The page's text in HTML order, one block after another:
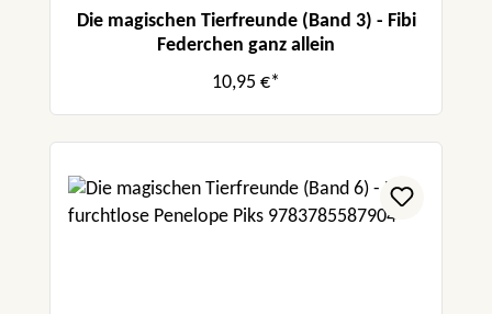
Die magischen Tierfreunde (Band 3) - Fibi
Federchen ganz allein
10,95 €*